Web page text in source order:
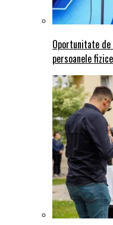
Oportunitate de
persoanele